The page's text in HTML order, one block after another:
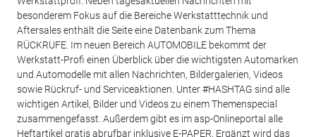
besonderem Fokus auf die Bereiche Werkstatttechnik und
Aftersales enthält die Seite eine Datenbank zum Thema
RÜCKRUFE. Im neuen Bereich AUTOMOBILE bekommt der
Werkstatt-Profi einen Überblick über die wichtigsten Automarken
und Automodelle mit allen Nachrichten, Bildergalerien, Videos
sowie Rückruf- und Serviceaktionen. Unter #HASHTAG sind alle
wichtigen Artikel, Bilder und Videos zu einem Themenspecial
zusammengefasst. Außerdem gibt es im asp-Onlineportal alle
Heftartikel gratis abrufbar inklusive E-PAPER. Ergänzt wird das